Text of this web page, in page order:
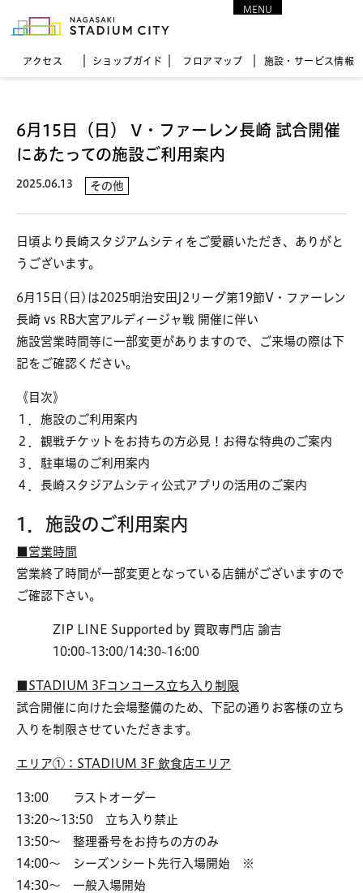
アクセス ショップガイド フロア マップ 施設・サービス情報
MENU
6月15日（日） V・ファーレン長崎 試合開催
にあたっての施設ご利用案内
2025.06.13 その他
日頃より長崎スタジアムシティをご愛顧いただき、ありがと
うございます。
6月15日(日)は2025明治安田J2リーグ第19節V・ファーレン
長崎 vs RB大宮アルディージャ戦 開催に伴い
施設営業時間等に一部変更がありますので、ご来場の際は下
記をご確認ください。
《目次》
１．施設のご利用案内
２．観戦チケットをお持ちの方必見！お得な特典のご案内
３．駐車場のご利用案内
４．長崎スタジアムシティ公式アプリの活用のご案内
1．施設のご利用案内
■営業時間
営業終了時間が一部変更となっている店舗がございますので
ご確認下さい。
ZIP LINE Supported by 買取専門店 諭吉
10:00~13:00/14:30~16:00
■STADIUM 3Fコンコース立ち入り制限
試合開催に向けた会場整備のため、下記の通りお客様の立ち
入りを制限させていただきます。
エリア①：STADIUM 3F 飲食店エリア
13:00 ラストオーダー
13:20～13:50 立ち入り禁止
13:50～ 整理番号をお持ちの方のみ
14:00～ シーズンシート先行入場開始 ※
14:30～ 一般入場開始